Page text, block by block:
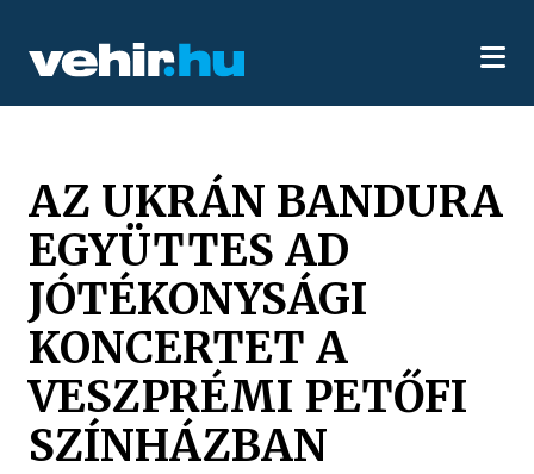
AZ UKRÁN BANDURA
EGYÜTTES AD
JÓTÉKONYSÁGI
KONCERTET A
VESZPRÉMI PETŐFI
SZÍNHÁZBAN